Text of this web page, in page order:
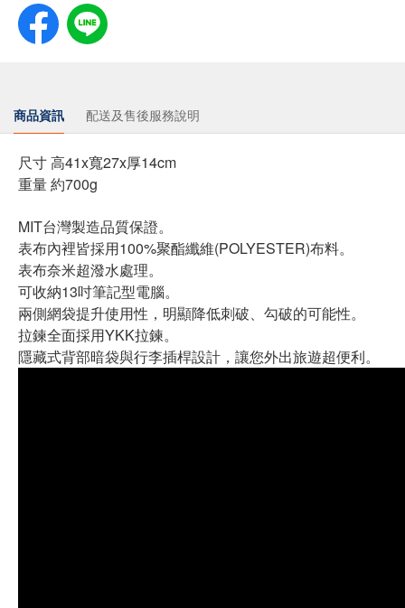
商品資訊 配送及售後服務說明
尺寸 高41x寬27x厚14cm
重量 約700g
MIT台灣製造品質保證。
表布內裡皆採用100%聚酯纖維(POLYESTER)布料。
表布奈米超潑水處理。
可收納13吋筆記型電腦。
兩側網袋提升使用性，明顯降低刺破、勾破的可能性。
拉鍊全面採用YKK拉鍊。
隱藏式背部暗袋與行李插桿設計，讓您外出旅遊超便利。